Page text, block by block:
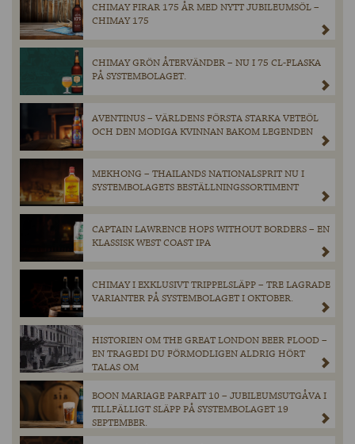
CHIMAY FIRAR 175 ÅR MED NYTT JUBILEUMSÖL –
CHIMAY 175
CHIMAY GRÖN ÅTERVÄNDER – NU I 75 CL-FLASKA
PÅ SYSTEMBOLAGET.
AVENTINUS – VÄRLDENS FÖRSTA STARKA VETEÖL
OCH DEN MODIGA KVINNAN BAKOM LEGENDEN
MEKHONG – THAILANDS NATIONALSPRIT NU I
SYSTEMBOLAGETS BESTÄLLNINGSSORTIMENT
CAPTAIN LAWRENCE HOPS WITHOUT BORDERS – EN
KLASSISK WEST COAST IPA
CHIMAY I EXKLUSIVT TRIPPELSLÄPP – TRE LAGRADE
VARIANTER PÅ SYSTEMBOLAGET I OKTOBER.
HISTORIEN OM THE GREAT LONDON BEER FLOOD –
EN TRAGEDI DU FÖRMODLIGEN ALDRIG HÖRT
TALAS OM
BOON MARIAGE PARFAIT 10 – JUBILEUMSUTGÅVA I
TILLFÄLLIGT SLÄPP PÅ SYSTEMBOLAGET 19
SEPTEMBER.